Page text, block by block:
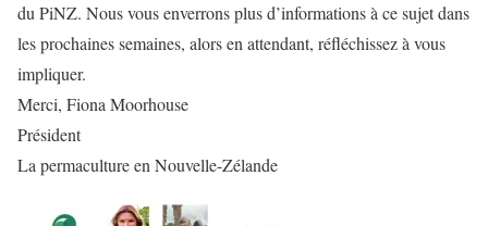
du PiNZ. Nous vous enverrons plus d’informations à ce sujet dans
les prochaines semaines, alors en attendant, réfléchissez à vous
impliquer.
Merci, Fiona Moorhouse
Président
La permaculture en Nouvelle-Zélande